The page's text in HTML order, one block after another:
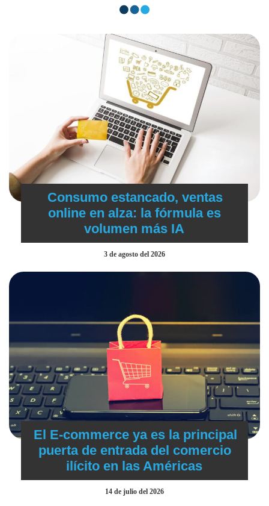
Consumo estancado, ventas
online en alza: la fórmula es
volumen más IA
3 de agosto del 2026
El E-commerce ya es la principal
puerta de entrada del comercio
ilícito en las Américas
14 de julio del 2026